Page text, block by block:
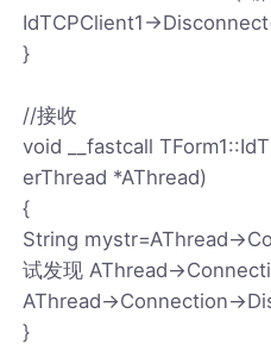
IdTCPClient1-
}
//接收
void __fastcall
erThread *AThread)
{
String mystr=AThread-
试发现 AThread-
AThread->Connection-
}